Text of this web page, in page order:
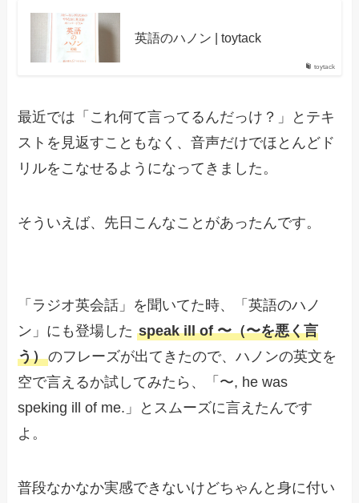
toytack
英語のハノン | toytack
最近では「これ何て言ってるんだっけ？」とテキ
ストを見返すこともなく、音声だけでほとんどド
リルをこなせるようになってきました。
そういえば、先日こんなことがあったんです。
「ラジオ英会話」を聞いてた時、「英語のハノ
ン」にも登場したspeak ill of 〜（〜を悪く言
う）のフレーズが出てきたので、ハノンの英文を
空で言えるか試してみたら、「〜, he was
speking ill of me.」とスムーズに言えたんです
よ。
普段なかなか実感できないけどちゃんと身に付い